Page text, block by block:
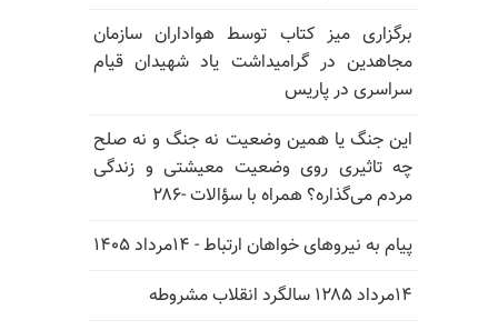
برگزاری میز کتاب توسط هواداران سازمان
مجاهدین در گرامیداشت یاد شهیدان قیام
سراسری در پاریس
این جنگ یا همین وضعیت نه جنگ و نه صلح
چه تاثیری روی وضعیت معیشتی و زندگی
مردم می‌گذاره؟ همراه با سؤالات -۲۸۶
پیام به نیروهای خواهان ارتباط - ۱۴مرداد ۱۴۰۵
۱۴مرداد ۱۲۸۵ سالگرد انقلاب مشروطه